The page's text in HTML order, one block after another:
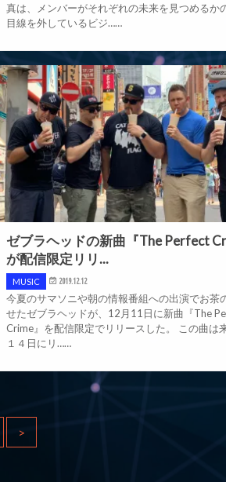
真は、メンバーがそれぞれの未来を見つめるか
目線を外しているビジ……
ゼブラヘッドの新曲『The Perfect
が配信限定リリ...
MUSIC 2019.12.12
今夏のサマソニや朝の情報番組への出演でお茶
せたゼブラヘッドが、12月11日に新曲『The
Crime』を配信限定でリリースした。 この曲は
１４日にリ……
>